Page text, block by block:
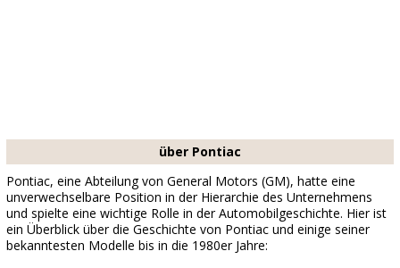
über Pontiac
Pontiac, eine Abteilung von General Motors (GM), hatte eine
unverwechselbare Position in der Hierarchie des Unternehmens
und spielte eine wichtige Rolle in der Automobilgeschichte. Hier ist
ein Überblick über die Geschichte von Pontiac und einige seiner
bekanntesten Modelle bis in die 1980er Jahre: